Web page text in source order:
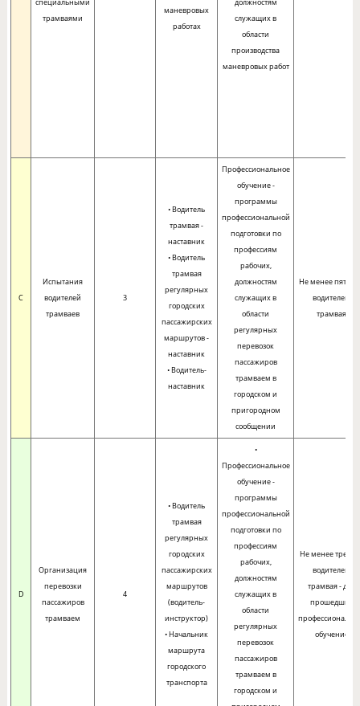
специальными
трамваями
маневровых
работах
должностям
служащих в
области
производства
маневровых работ
C
Испытания
водителей
трамваев
3
• Водитель
трамвая -
наставник
• Водитель
трамвая
регулярных
городских
пассажирских
маршрутов -
наставник
• Водитель-
наставник
Профессиональное
обучение -
программы
профессиональной
подготовки по
профессиям
рабочих,
должностям
служащих в
области
регулярных
перевозок
пассажиров
трамваем в
городском и
пригородном
сообщении
Не менее пяти
водителем
трамвая
D
Организация
перевозки
пассажиров
трамваем
4
• Водитель
трамвая
регулярных
городских
пассажирских
маршрутов
(водитель-
инструктор)
• Начальник
маршрута
городского
транспорта
•
Профессиональное
обучение -
программы
профессиональной
подготовки по
профессиям
рабочих,
должностям
служащих в
области
регулярных
перевозок
пассажиров
трамваем в
городском и
Не менее трех
водителем
трамвая - для
прошедших
обучение